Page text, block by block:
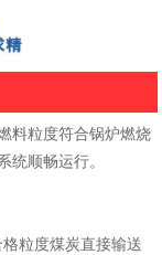
料粒度符合锅炉燃烧
统顺畅运行。
粒度煤炭直接输送